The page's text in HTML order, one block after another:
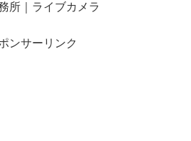
所｜ライブカメラ
ンサーリンク